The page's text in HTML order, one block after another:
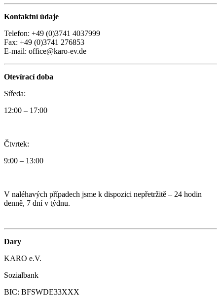
Kontaktní údaje
Telefon: +49 (0)3741 4037999
Fax: +49 (0)3741 276853
E-mail: office@karo-ev.de
Otevírací doba
Středa:
12:00 – 17:00
Čtvrtek:
9:00 – 13:00
V naléhavých případech jsme k dispozici nepřetržitě – 24 hodin
denně, 7 dní v týdnu.
Dary
KARO e.V.
Sozialbank
BIC: BFSWDE33XXX